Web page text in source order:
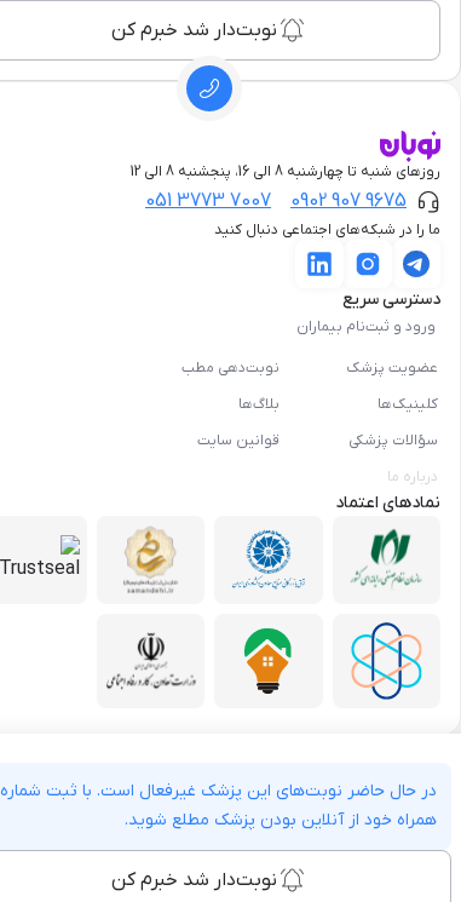
در حال حاضر نوبت‌های این پزشک غیرفعال است. با ثبت شماره
همراه خود از آنلاین بودن پزشک مطلع شوید.
نوبت‌دار شد خبرم کن
نوبت‌دار شد خبرم کن
روزهای شنبه تا چهارشنبه 8 الی 16، پنجشنبه 8 الی 12
0902 907 9675
051 3773 7007
ما را در شبکه‌های اجتماعی دنبال کنید
دسترسی سریع
ورود و ثبت‌نام بیماران
عضویت پزشک
نوبت‌دهی مطب
کلینیک‌ها
بلاگ‌ها
سؤالات پزشکی
قوانین سایت
درباره ما
نمادهای اعتماد